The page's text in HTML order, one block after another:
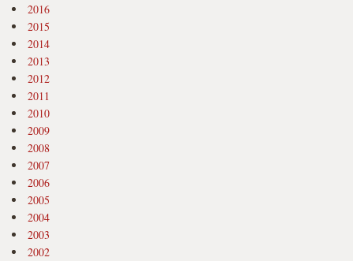
2016
2015
2014
2013
2012
2011
2010
2009
2008
2007
2006
2005
2004
2003
2002